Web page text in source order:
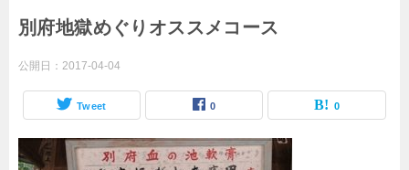
別府地獄めぐりオススメコース
公開日： 2017-04-04
Tweet 0 0